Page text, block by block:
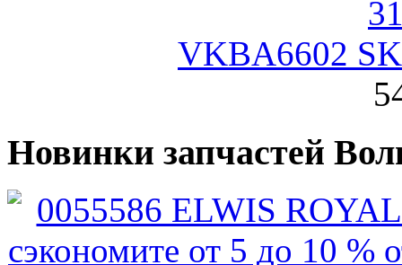
VKBA6602
Новинки запчастей